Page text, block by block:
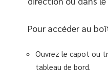
Pour accéder au
Ouvrez le capot ou
tableau de bord.